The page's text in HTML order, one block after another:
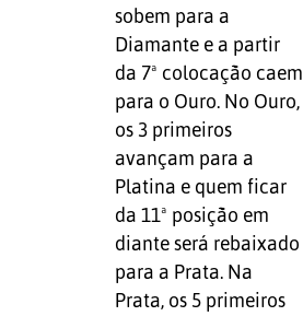
sobem para a
Diamante e a partir
da 7ª colocação caem
para o Ouro. No Ouro,
os 3 primeiros
avançam para a
Platina e quem ficar
da 11ª posição em
diante será rebaixado
para a Prata. Na
Prata, os 5 primeiros